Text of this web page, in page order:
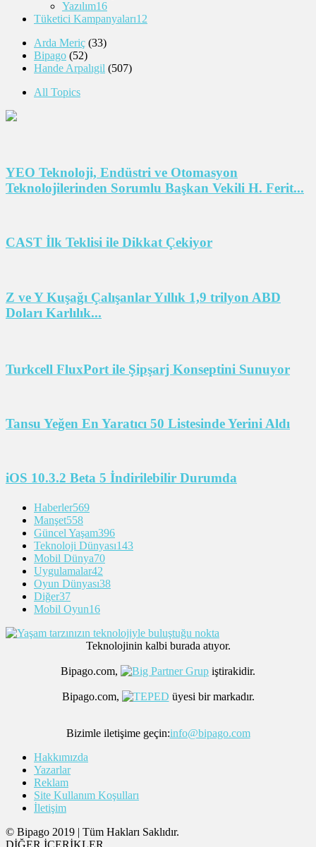
Yazılım16
Tüketici Kampanyaları12
Arda Meriç (33)
Bipago (52)
Hande Arpalıgil (507)
All Topics
YEO Teknoloji, Endüstri ve Otomasyon
Teknolojilerinden Sorumlu Başkan Vekili H. Ferit...
CAST İlk Teklisi ile Dikkat Çekiyor
Z ve Y Kuşağı Çalışanlar Yıllık 1,9 trilyon ABD
Doları Karlılık...
Turkcell FluxPort ile Şipşarj Konseptini Sunuyor
Tansu Yeğen En Yaratıcı 50 Listesinde Yerini Aldı
iOS 10.3.2 Beta 5 İndirilebilir Durumda
Haberler569
Manşet558
Güncel Yaşam396
Teknoloji Dünyası143
Mobil Dünya70
Uygulamalar42
Oyun Dünyası38
Diğer37
Mobil Oyun16
Teknolojinin kalbi burada atıyor.
Bipago.com, iştirakidir.
Bipago.com, üyesi bir markadır.
Bizimle iletişime geçin:info@bipago.com
Hakkımızda
Yazarlar
Reklam
Site Kullanım Koşulları
İletişim
© Bipago 2019 | Tüm Hakları Saklıdır.
DİĞER İÇERİKLER